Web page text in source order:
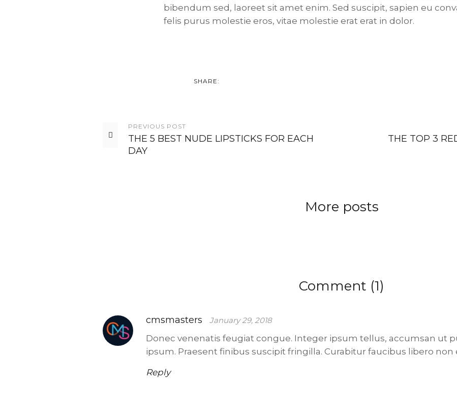
bibendum sed, laoreet sit amet enim. Sed suscipit, sapien eu
felis purus molestie eros, vitae molestie erat erat in dolor.
SHARE:
PREVIOUS POST
THE 5 BEST NUDE LIPSTICKS FOR EACH
DAY
THE TOP 3
More posts
Comment (1)
cmsmasters January 29, 2018
Donec venenatis feugiat congue. Integer ipsum tellus, accumsan ut
ipsum. Praesent finibus suscipit fringilla. Curabitur faucibus libero non
Reply